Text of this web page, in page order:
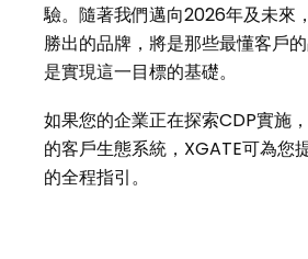
驗。隨著我們邁向2026年及未來
勝出的品牌，將是那些最懂客戶
是實現這一目標的基礎。
如果您的企業正在探索CDP實施
的客戶生態系統，XGATE可為您
的全程指引。